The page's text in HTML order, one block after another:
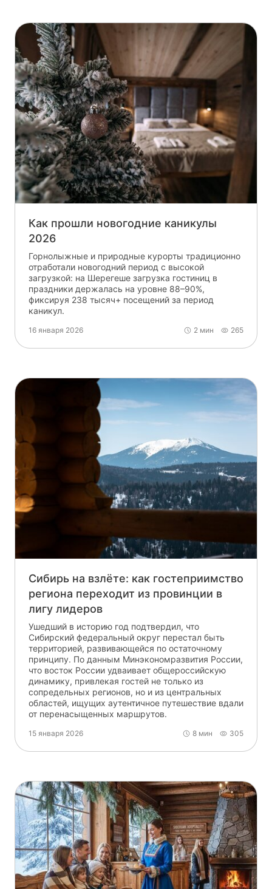
Как прошли новогодние каникулы
2026
Горнолыжные и природные курорты традиционно
отработали новогодний период с высокой
загрузкой: на Шерегеше загрузка гостиниц в
праздники держалась на уровне 88–90%,
фиксируя 238 тысяч+ посещений за период
каникул.
16 января 2026 2 мин 265
Сибирь на взлёте: как гостеприимство
региона переходит из провинции в
лигу лидеров
Ушедший в историю год подтвердил, что
Сибирский федеральный округ перестал быть
территорией, развивающейся по остаточному
принципу. По данным Минэкономразвития России,
что восток России удваивает общероссийскую
динамику, привлекая гостей не только из
сопредельных регионов, но и из центральных
областей, ищущих аутентичное путешествие вдали
от перенасыщенных маршрутов.
15 января 2026 8 мин 305